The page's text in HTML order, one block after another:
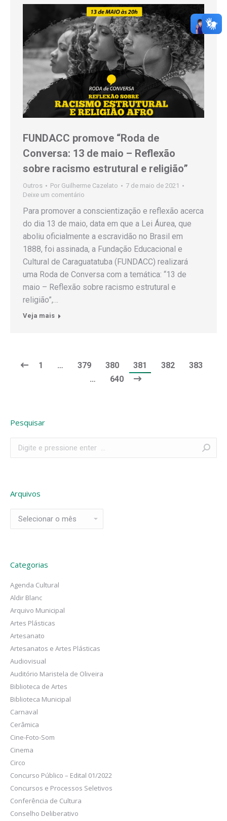
FUNDACC promove “Roda de
Conversa: 13 de maio – Reflexão
sobre racismo estrutural e religião”
Outros Por Guilherme Cazelato
7 de maio de 2021
Deixe um comentário
Para promover a conscientização e reflexão acerca
do dia 13 de maio, data em que a Lei Áurea, que
aboliu oficialmente a escravidão no Brasil em
1888, foi assinada, a Fundação Educacional e
Cultural de Caraguatatuba (FUNDACC) realizará
uma Roda de Conversa com a temática: “13 de
maio – Reflexão sobre racismo estrutural e
religião”,…
Veja mais
1 … 379 380 381 382
383
…
640
Pesquisar
Arquivos
Categorias
Agenda Cultural
Aldir Blanc
Arquivo Municipal
Artes Plásticas
Artesanato
Artesanatos e Artes Plásticas
Audiovisual
Auditório Maristela de Oliveira
Biblioteca de Artes
Biblioteca Municipal
Carnaval
Cerâmica
Cine-Foto-Som
Cinema
Circo
Concurso Público – Edital 01/2022
Concursos e Processos Seletivos
Conferência de Cultura
Conselho Deliberativo